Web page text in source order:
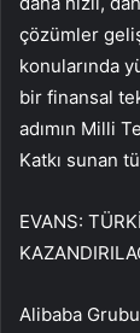
çözümler
konularında
bir finansal
adımın Milli
Katkı sunan
EVANS:
Alibaba